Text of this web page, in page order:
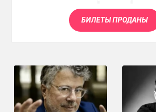
БИЛЕТЫ ПРОДАНЫ